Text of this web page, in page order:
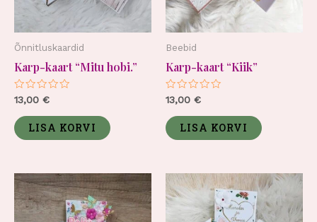
Õnnitluskaardid
Karp-kaart “Mitu hobi.”
Hinnanguga
5
13,00 €
LISA KORVI
Beebid
Karp-kaart “Kiik”
Hinnanguga
5
13,00 €
LISA KORVI